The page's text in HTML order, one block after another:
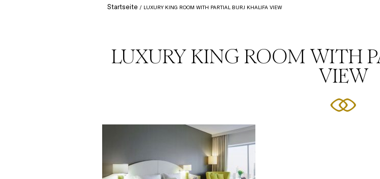
Startseite LUXURY KING ROOM WITH PARTIAL BURJ KHALIFA VIEW
LUXURY KING ROOM WITH
VIEW